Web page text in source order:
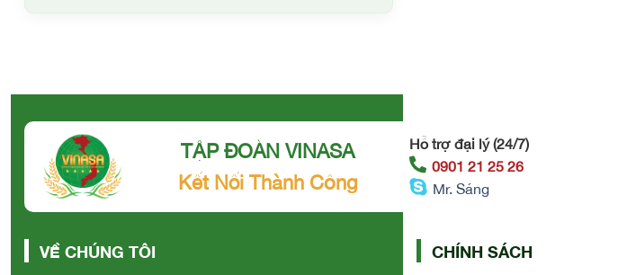
TẬP ĐOÀN VINASA
Kết Nối Thành Công
Hỗ trợ đại lý (24/7)
0901 21 25 26
Mr. Sáng
VỀ CHÚNG TÔI CHÍNH SÁCH